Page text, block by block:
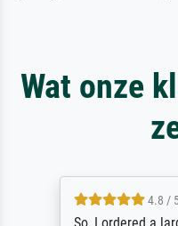
Wat onze
4.8 /